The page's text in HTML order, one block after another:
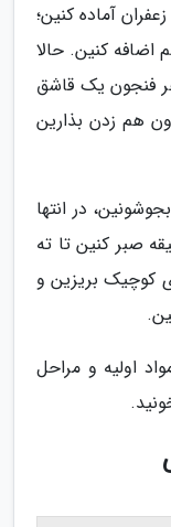
آماده کنین؛
کنین. حالا
فنجون یک قاشق
هم زدن بذارین
15 دقیقه آروم بجوشونین، در انتها
رو اضافه کنین و 3 تا 5 دقیقه صبر کنین تا ته
کوچیک بریزین و
اولیه و مراحل